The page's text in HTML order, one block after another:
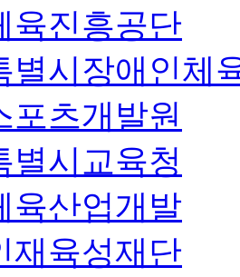
육진흥공단
별시장애인체
포츠개발원
별시교육청
육산업개발
재육성재단